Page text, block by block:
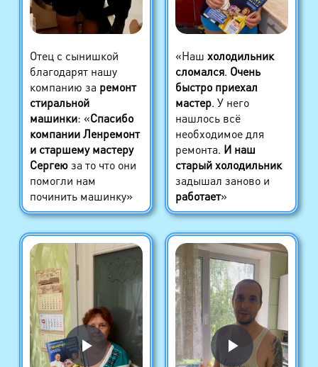
Отец с сынишкой
благодарят нашу
компанию за ремонт
стиральной
машинки: «Спасибо
компании Ленремонт
и старшему мастеру
Сергеюза то что они
помогли нам
починить машинку»
«Наш холодильник
сломался. Очень
быстро приехал
мастер. У него
нашлось всё
необходимое для
ремонта. И наш
старый холодильник
задышал заново и
работает»